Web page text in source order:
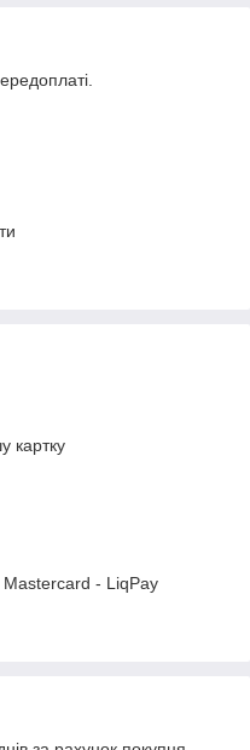
картку
- LiqPay